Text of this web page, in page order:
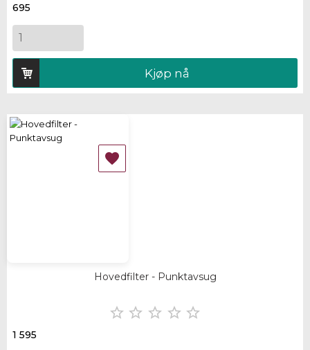
695
Kjøp nå

Hovedfilter - Punktavsug
    
1 595